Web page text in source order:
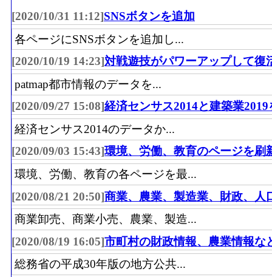
[2020/10/31 11:12]SNSボタンを追加
各ページにSNSボタンを追加し...
[2020/10/19 14:23]対戦遊技がパワーアップして復
patmap都市情報のデータを...
[2020/09/27 15:08]経済センサス2014と建築業2019
経済センサス2014のデータか...
[2020/09/03 15:43]環境、労働、教育のページを刷
環境、労働、教育の各ページを最...
[2020/08/21 20:50]商業、農業、製造業、財政、人
商業卸売、商業小売、農業、製造...
[2020/08/19 16:05]市町村の財政情報、農業情報な
総務省の平成30年版の地方公共...